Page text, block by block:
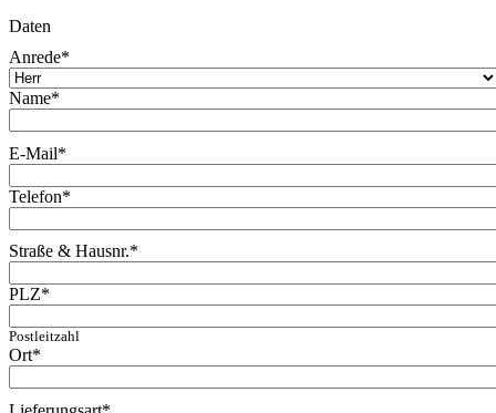
Daten
Anrede*
Name*
E-Mail*
Telefon*
Straße & Hausnr.*
PLZ*
Postleitzahl
Ort*